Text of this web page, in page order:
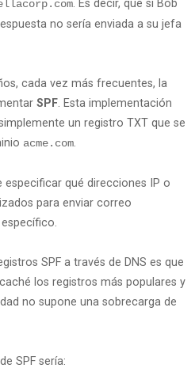
. Es decir, que si Bob
no sería enviada a su jefa
cada vez más frecuentes, la
SPF. Esta implementación
un registro TXT que se
acme.com.
especificar qué direcciones IP o
para enviar correo
SPF a través de DNS es que
los registros más populares y
no supone una sobrecarga de
SPF sería: